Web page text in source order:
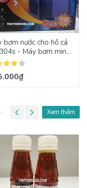
bơm nước cho hồ cá
- Máy bơm mini
304s
Xem thêm